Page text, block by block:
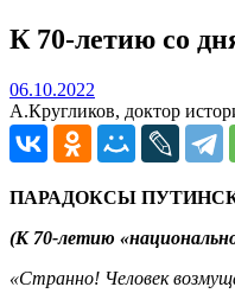
К 70-летию со
06.10.2022
А.Кругликов, доктор
ПАРАДОКСЫ
(К 70-летию
«Странно! Человек